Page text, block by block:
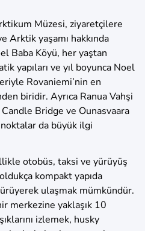
Müzesi, ziyaretçilere
Arktik yaşamı hakkında
Baba Köyü, her yaştan
yapıları ve yıl boyunca Noel
Rovaniemi’nin en
biridir. Ayrıca Ranua Vahşi
Candle Bridge ve Ounasvaara
da büyük ilgi
otobüs, taksi ve yürüyüş
kompakt yapıda
ulaşmak mümkündür.
merkezine yaklaşık 10
izlemek, husky